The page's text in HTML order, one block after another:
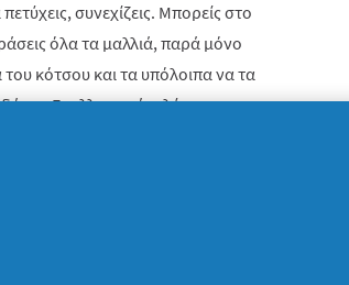
συνεχίζεις. Μπορείς στο
όλα τα μαλλιά, παρά μόνο
κότσου και τα υπόλοιπα να τα
Εναλλακτικά, πλέκεις μια